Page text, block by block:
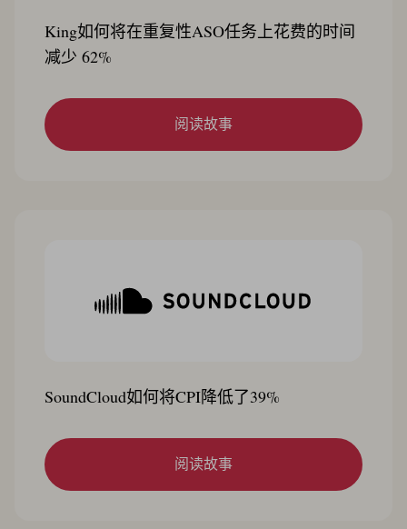
King如何将在重复性ASO任务上花费的时间
减少 62%
阅读故事
SoundCloud如何将CPI降低了39%
阅读故事